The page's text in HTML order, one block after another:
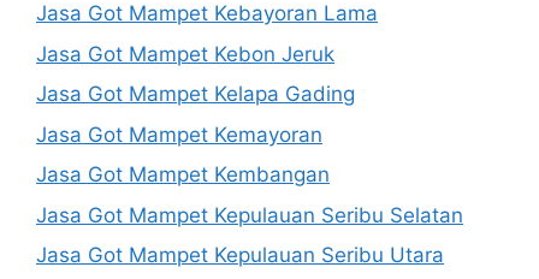
Jasa Got Mampet Kebayoran Lama
Jasa Got Mampet Kebon Jeruk
Jasa Got Mampet Kelapa Gading
Jasa Got Mampet Kemayoran
Jasa Got Mampet Kembangan
Jasa Got Mampet Kepulauan Seribu Selatan
Jasa Got Mampet Kepulauan Seribu Utara